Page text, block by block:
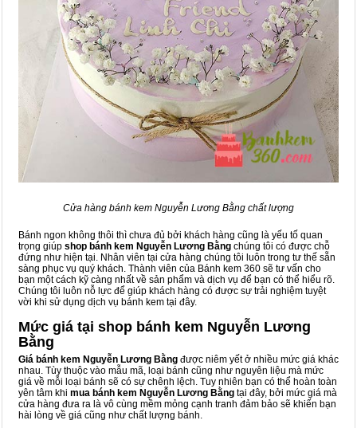
Cửa hàng bánh kem Nguyễn Lương Bằng chất lượng
Bánh ngon không thôi thì chưa đủ bởi khách hàng cũng là yếu tố quan
trọng giúp shop bánh kem Nguyễn Lương Bằng chúng tôi có được chỗ
đứng như hiện tại. Nhân viên tại cửa hàng chúng tôi luôn trong tư thế sẵn
sàng phục vụ quý khách. Thành viên của Bánh kem 360 sẽ tư vấn cho
bạn một cách kỹ càng nhất về sản phẩm và dịch vụ để bạn có thể hiểu rõ.
Chúng tôi luôn nỗ lực để giúp khách hàng có được sự trải nghiệm tuyệt
vời khi sử dụng dịch vụ bánh kem tại đây.
Mức giá tại shop bánh kem Nguyễn Lương
Bằng
Giá bánh kem Nguyễn Lương Bằng được niêm yết ở nhiều mức giá khác
nhau. Tùy thuộc vào mẫu mã, loại bánh cũng như nguyên liệu mà mức
giá về mỗi loại bánh sẽ có sự chênh lệch. Tuy nhiên bạn có thể hoàn toàn
yên tâm khi mua bánh kem Nguyễn Lương Bằng tại đây, bởi mức giá mà
cửa hàng đưa ra là vô cùng mềm mỏng cạnh tranh đảm bảo sẽ khiến bạn
hài lòng về giá cũng như chất lượng bánh.